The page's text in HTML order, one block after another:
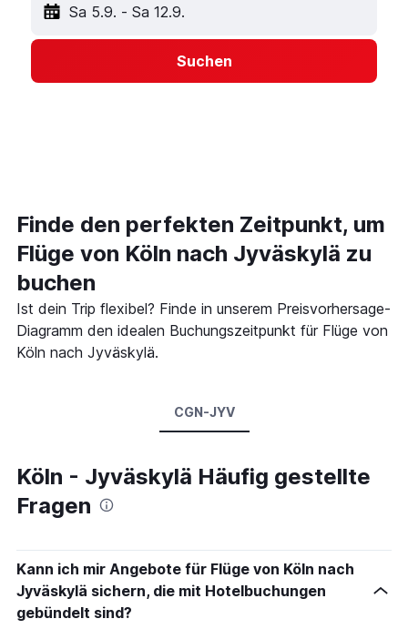
Sa 5.9. - Sa 12.9.
Suchen
Finde den perfekten Zeitpunkt, um
Flüge von Köln nach Jyväskylä zu
buchen
Ist dein Trip flexibel? Finde in unserem Preisvorhersage-
Diagramm den idealen Buchungszeitpunkt für Flüge von
Köln nach Jyväskylä.
CGN-JYV
Köln - Jyväskylä Häufig gestellte
Fragen
Kann ich mir Angebote für Flüge von Köln nach
Jyväskylä sichern, die mit Hotelbuchungen
gebündelt sind?